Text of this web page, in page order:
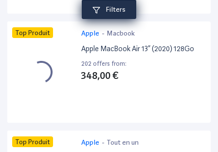
Filters
Top Produit Apple - Macbook
Apple MacBook Air 13” (2020) 128Go
202 offers from:
348,00 €
Top Produit Apple - Tout en un